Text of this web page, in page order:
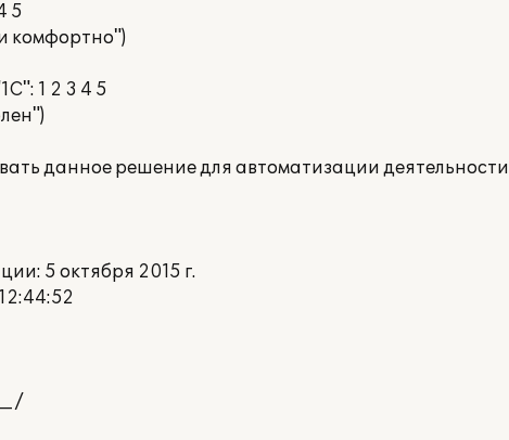
5
комфортно")
1 2 3 4 5
данное решение для автоматизации
5 октября 2015 г.
/